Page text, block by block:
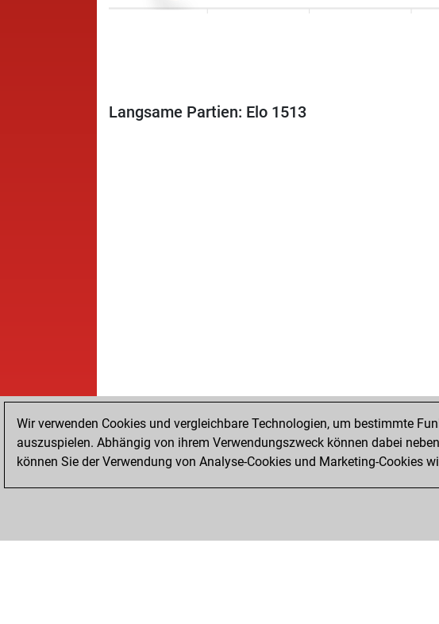
Langsame Partien: Elo 1513
STARTSEITE
Wir verwenden Cookies und vergleichbare Technologien, um bestimmte
auszuspielen. Abhängig von ihrem Verwendungszweck können dabei
können Sie der Verwendung von Analyse-Cookies und Marketing-Cookies